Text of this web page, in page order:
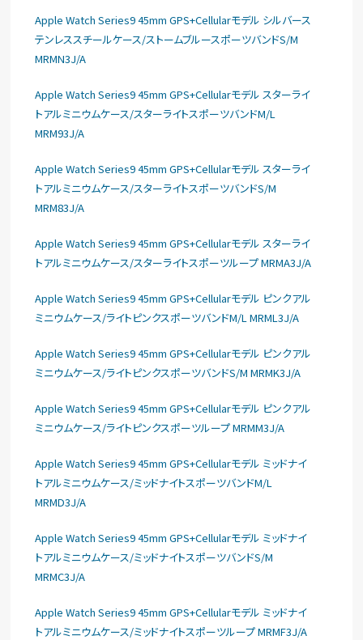
Apple Watch Series9 45mm GPS+Cellularモデル シルバース
テンレススチールケース/ストームブルースポーツバンドS/M
MRMN3J/A
Apple Watch Series9 45mm GPS+Cellularモデル スターライ
トアルミニウムケース/スターライトスポーツバンドM/L
MRM93J/A
Apple Watch Series9 45mm GPS+Cellularモデル スターライ
トアルミニウムケース/スターライトスポーツバンドS/M
MRM83J/A
Apple Watch Series9 45mm GPS+Cellularモデル スターライ
トアルミニウムケース/スターライトスポーツループ MRMA3J/A
Apple Watch Series9 45mm GPS+Cellularモデル ピンクアル
ミニウムケース/ライトピンクスポーツバンドM/L MRML3J/A
Apple Watch Series9 45mm GPS+Cellularモデル ピンクアル
ミニウムケース/ライトピンクスポーツバンドS/M MRMK3J/A
Apple Watch Series9 45mm GPS+Cellularモデル ピンクアル
ミニウムケース/ライトピンクスポーツループ MRMM3J/A
Apple Watch Series9 45mm GPS+Cellularモデル ミッドナイ
トアルミニウムケース/ミッドナイトスポーツバンドM/L
MRMD3J/A
Apple Watch Series9 45mm GPS+Cellularモデル ミッドナイ
トアルミニウムケース/ミッドナイトスポーツバンドS/M
MRMC3J/A
Apple Watch Series9 45mm GPS+Cellularモデル ミッドナイ
トアルミニウムケース/ミッドナイトスポーツループ MRMF3J/A